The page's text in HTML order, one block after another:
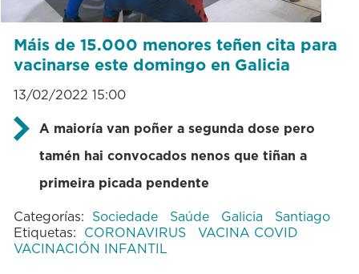
Máis de 15.000 menores teñen cita para
vacinarse este domingo en Galicia
13/02/2022 15:00
A maioría van poñer a segunda dose pero
tamén hai convocados nenos que tiñan a
primeira picada pendente
Categorías: Sociedade Saúde Galicia
Santiago
Etiquetas: CORONAVIRUS
VACINA COVID
VACINACIÓN INFANTIL